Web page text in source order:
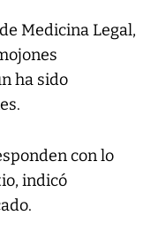
Medicina Legal,
ha sido
con lo
indicó